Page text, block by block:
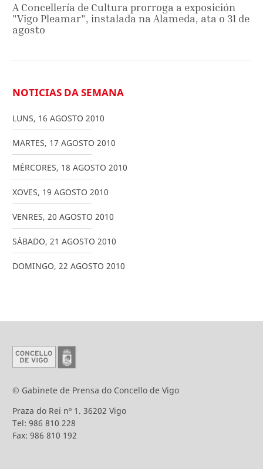
A Concellería de Cultura prorroga a exposición
"Vigo Pleamar", instalada na Alameda, ata o 31 de
agosto
NOTICIAS DA SEMANA
LUNS, 16 AGOSTO 2010
MARTES, 17 AGOSTO 2010
MÉRCORES, 18 AGOSTO 2010
XOVES, 19 AGOSTO 2010
VENRES, 20 AGOSTO 2010
SÁBADO, 21 AGOSTO 2010
DOMINGO, 22 AGOSTO 2010
© Gabinete de Prensa do Concello de Vigo
Praza do Rei nº 1. 36202 Vigo
Tel: 986 810 228
Fax: 986 810 192